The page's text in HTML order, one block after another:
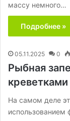
массу немного…
Подробнее »
05.11.2025 0
Рыбная
На самом деле
использованием